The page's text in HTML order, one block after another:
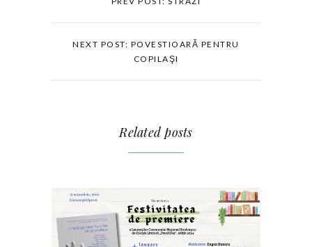
NEXT POST: POVESTIOARĂ PENTRU
COPILAŞI
Related posts